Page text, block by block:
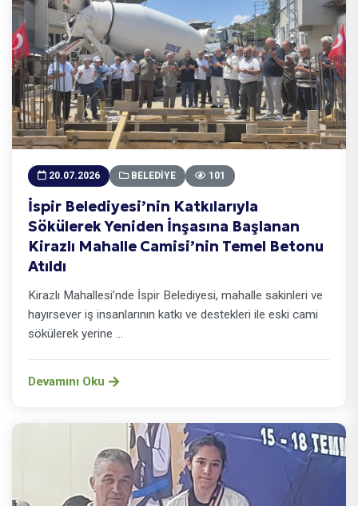
20.07.2026 BELEDIYE 101
İspir Belediyesi’nin Katkılarıyla
Sökülerek Yeniden İnşasına Başlanan
Kirazlı Mahalle Camisi’nin Temel Betonu
Atıldı
Kirazlı Mahallesi’nde İspir Belediyesi, mahalle sakinleri ve
hayırsever iş insanlarının katkı ve destekleri ile eski cami
sökülerek yerine ...
Devamını Oku